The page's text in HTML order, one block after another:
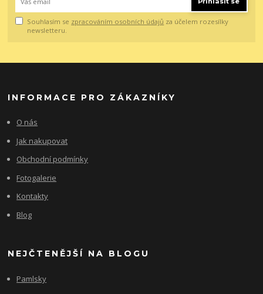
Souhlasím se zpracováním osobních údajů za účelem rozesílky
newsletteru.
INFORMACE PRO ZÁKAZNÍKY
O nás
Jak nakupovat
Obchodní podmínky
Fotogalerie
Kontakty
Blog
NEJČTENĚJŠÍ NA BLOGU
Pamlsky